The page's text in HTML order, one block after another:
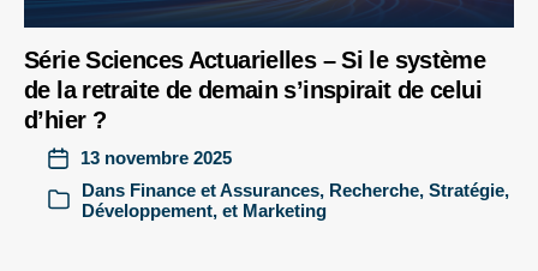
Série Sciences Actuarielles – Si le système
de la retraite de demain s’inspirait de celui
d’hier ?
13 novembre 2025
Dans Finance et Assurances, Recherche, Stratégie,
Développement, et Marketing